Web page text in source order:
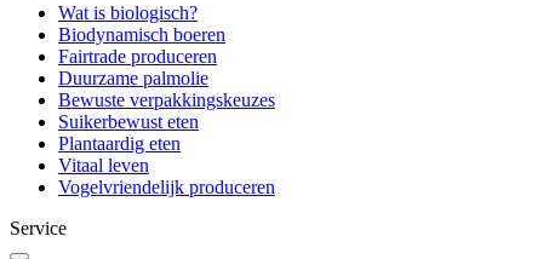
Wat is biologisch?
Biodynamisch boeren
Fairtrade produceren
Duurzame palmolie
Bewuste verpakkingskeuzes
Suikerbewust eten
Plantaardig eten
Vitaal leven
Vogelvriendelijk produceren
Service